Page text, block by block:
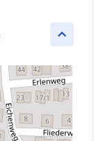
keyboard_arrow_up